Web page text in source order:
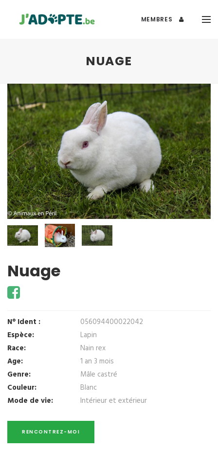
MEMBRES
NUAGE
Nuage
N° Ident :
056094400022042
Espèce:
Lapin
Race:
Nain rex
Age:
1 an 3 mois
Genre:
Mâle castré
Couleur:
Blanc
Mode de vie:
Intérieur et extérieur